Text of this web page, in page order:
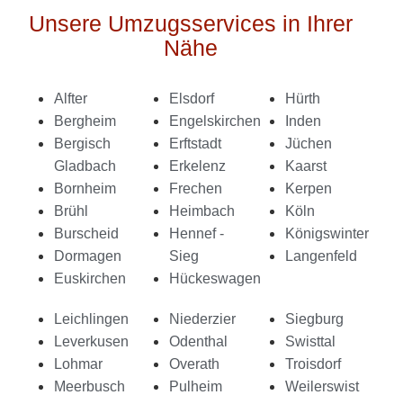
Umzüge &
ServiceBewertungen
auf
Unsere Umzugsservices in Ihrer
Nähe
Alfter
Bergheim
Bergisch
Gladbach
Bornheim
Brühl
Burscheid
Dormagen
Euskirchen
Elsdorf
Engelskirchen
Erftstadt
Erkelenz
Frechen
Heimbach
Hennef -
Sieg
Hückeswagen
Hürth
Inden
Jüchen
Kaarst
Kerpen
Köln
Königswinter
Langenfeld
Leichlingen
Leverkusen
Lohmar
Meerbusch
Niederzier
Odenthal
Overath
Pulheim
Siegburg
Swisttal
Troisdorf
Weilerswist